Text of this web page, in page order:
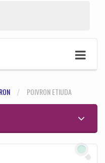
POIVRON ETIUDA